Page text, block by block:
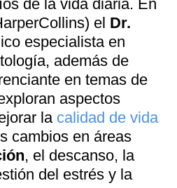
de la vida diaria. En
el Dr.
especialista en
además de
en temas de
aspectos
la calidad de vida
cambios en áreas
, el descanso, la
del estrés y la